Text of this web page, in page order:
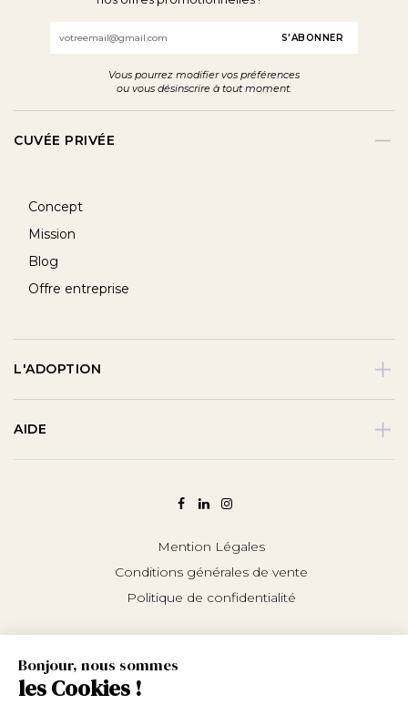
Email
Vous pourrez modifier vos préférences
ou vous désinscrire à tout moment.
CUVÉE PRIVÉE
Concept
Mission
Blog
Offre entreprise
L'ADOPTION
AIDE
Mention Légales
Conditions générales de vente
Politique de confidentialité
Bonjour, nous sommes
les Cookies !